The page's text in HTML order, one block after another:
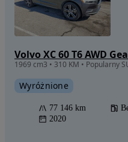
Volvo XC 60 T6 AWD
Wyróżnione
77 146 km
2020